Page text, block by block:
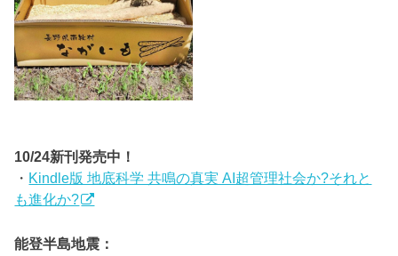
10/24新刊発売中！
・ Kindle版 地底科学 共鳴の真実 AI超管理社会か?それと
も進化か?
能登半島地震：